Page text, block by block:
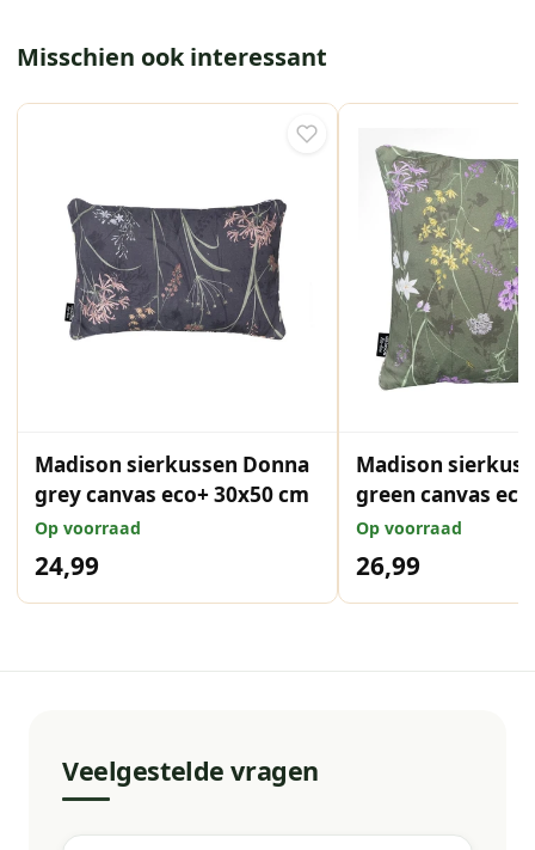
Misschien ook interessant
Madison sierkussen Donna
grey canvas eco+ 30x50 cm
Op voorraad
24,99
Madison
green canvas
cm
Op voorraad
26,99
Veelgestelde vragen